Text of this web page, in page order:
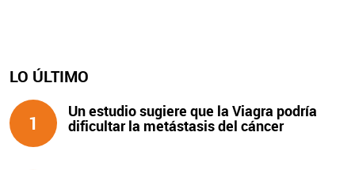
LO ÚLTIMO
1
Un estudio sugiere que la Viagra podría
dificultar la metástasis del cáncer